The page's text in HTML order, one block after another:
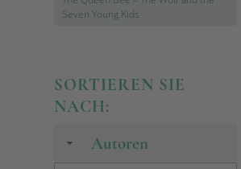
Seven Young Kids
SORTIEREN SIE
NACH:
Autoren